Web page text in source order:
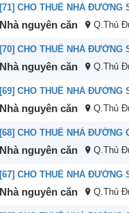
Nhà nguyên căn
Q.Thủ
Nhà nguyên căn
Q.Thủ
Nhà nguyên căn
Q.Thủ
Nhà nguyên căn
Q.Thủ
Nhà nguyên căn
Q.Thủ